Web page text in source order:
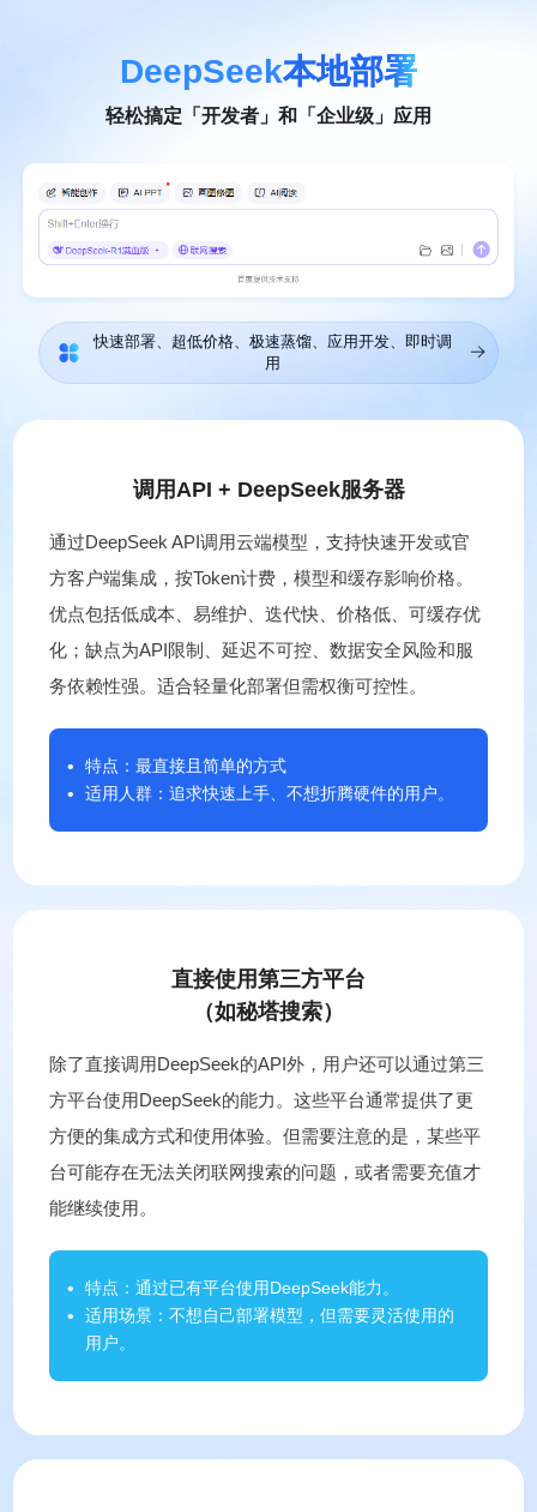
DeepSeek本地部署
轻松搞定「开发者」和「企业级」应用
快速部署、超低价格、极速蒸馏、应用开发、即时调
用
调用API + DeepSeek服务器
通过DeepSeek API调用云端模型，支持快速开发或官
方客户端集成，按Token计费，模型和缓存影响价格。
优点包括低成本、易维护、迭代快、价格低、可缓存优
化；缺点为API限制、延迟不可控、数据安全风险和服
务依赖性强。适合轻量化部署但需权衡可控性。
特点：最直接且简单的方式
适用人群：追求快速上手、不想折腾硬件的用户。
直接使用第三方平台
（如秘塔搜索）
除了直接调用DeepSeek的API外，用户还可以通过第三
方平台使用DeepSeek的能力。这些平台通常提供了更
方便的集成方式和使用体验。但需要注意的是，某些平
台可能存在无法关闭联网搜索的问题，或者需要充值才
能继续使用。
特点：通过已有平台使用DeepSeek能力。
适用场景：不想自己部署模型，但需要灵活使用的
用户。